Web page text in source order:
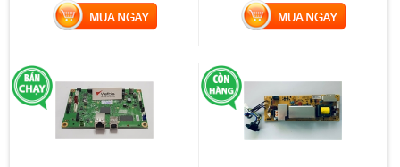
MUA NGAY MUA NGAY